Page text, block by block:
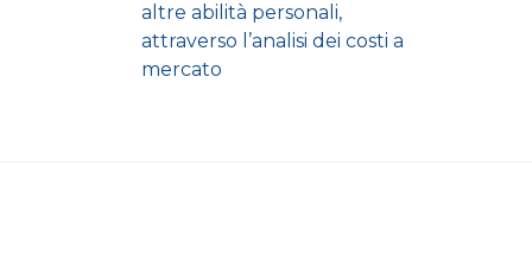
altre abilità personali,
attraverso l’analisi dei costi a
mercato